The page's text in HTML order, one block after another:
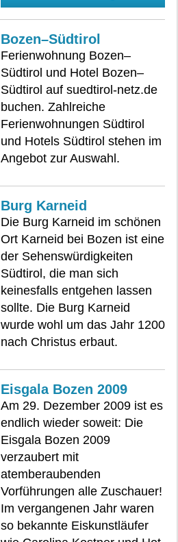
Bozen–Südtirol
Ferienwohnung Bozen–
Südtirol und Hotel Bozen–
Südtirol auf suedtirol-netz.de
buchen. Zahlreiche
Ferienwohnungen Südtirol
und Hotels Südtirol stehen im
Angebot zur Auswahl.
Burg Karneid
Die Burg Karneid im schönen
Ort Karneid bei Bozen ist eine
der Sehenswürdigkeiten
Südtirol, die man sich
keinesfalls entgehen lassen
sollte. Die Burg Karneid
wurde wohl um das Jahr 1200
nach Christus erbaut.
Eisgala Bozen 2009
Am 29. Dezember 2009 ist es
endlich wieder soweit: Die
Eisgala Bozen 2009
verzaubert mit
atemberaubenden
Vorführungen alle Zuschauer!
Im vergangenen Jahr waren
so bekannte Eiskunstläufer